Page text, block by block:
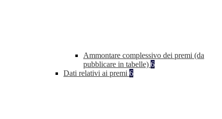
Ammontare complessivo dei premi (da
pubblicare in tabelle) 6
Dati relativi ai premi 6